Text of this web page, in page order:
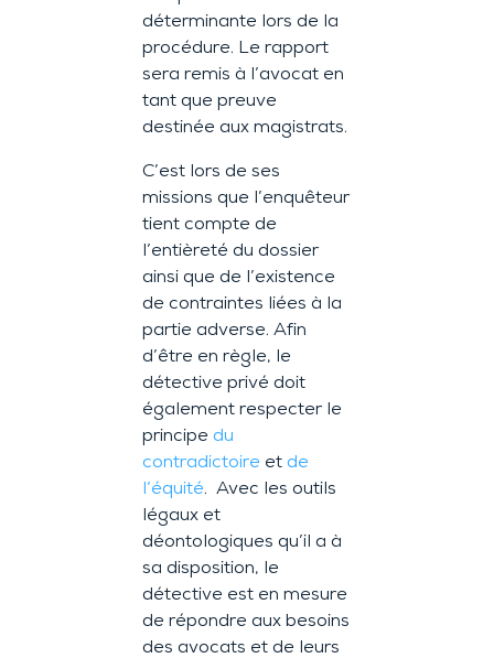
déterminante lors de la
procédure. Le rapport
sera remis à l’avocat en
tant que preuve
destinée aux magistrats.
C’est lors de ses
missions que l’enquêteur
tient compte de
l’entièreté du dossier
ainsi que de l’existence
de contraintes liées à la
partie adverse. Afin
d’être en règle, le
détective privé doit
également respecter le
principe du
contradictoire et de
l’équité. Avec les outils
légaux et
déontologiques qu’il a à
sa disposition, le
détective est en mesure
de répondre aux besoins
des avocats et de leurs